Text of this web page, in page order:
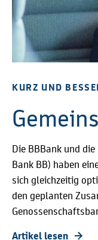
KURZ UND
Die BBBank und
Bank BB) haben
sich gleichzeitig
den geplanten
Artikel lesen